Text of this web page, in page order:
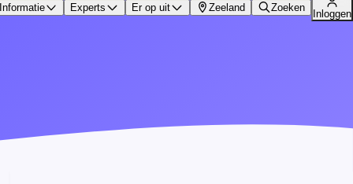
Experts Er op uit Zeeland Zoeken
Inloggen